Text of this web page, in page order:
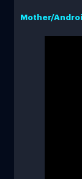
Mother/